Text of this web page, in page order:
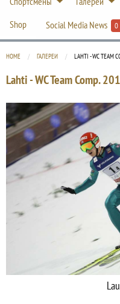
Shop
Social Media News 0
HOME ГАЛЕРЕИ CURRENT:
LAHTI - WC TEAM
Lahti - WC Team Comp.